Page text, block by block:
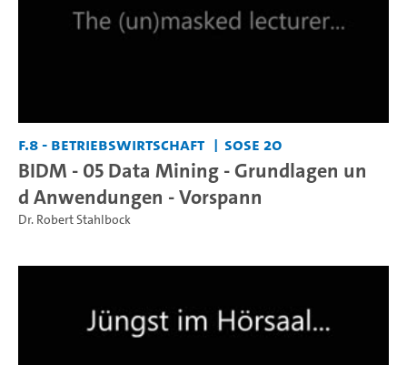
F.8 - Betriebswirtschaft SoSe 20
BIDM - 05 Data Mining - Grundlagen un
d Anwendungen - Vorspann
Dr. Robert Stahlbock